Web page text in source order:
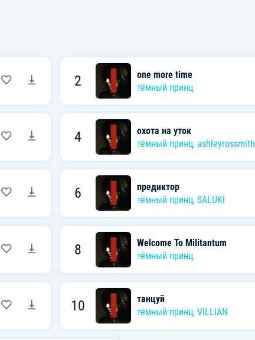
2
one more time
тёмный принц
4
охота на уток
тёмный принц, ashleyrossmith
6
предиктор
тёмный принц, SALUKI
8
Welcome To Militantum
тёмный принц
10
танцуй
тёмный принц, VILLIAN